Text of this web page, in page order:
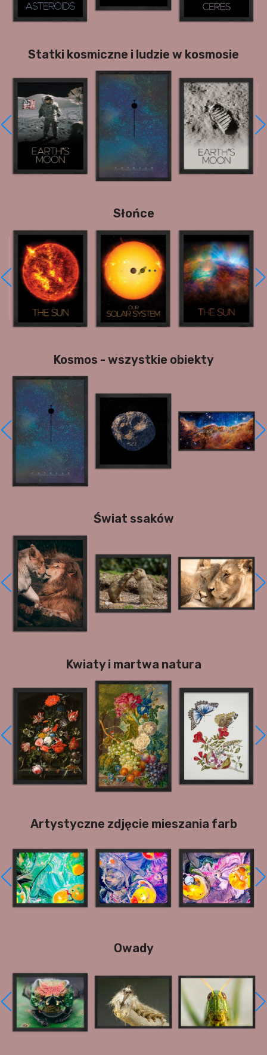
Statki kosmiczne i ludzie w kosmosie
Słońce
Kosmos - wszystkie obiekty
Świat ssaków
Kwiaty i martwa natura
Artystyczne zdjęcie mieszania farb
Owady